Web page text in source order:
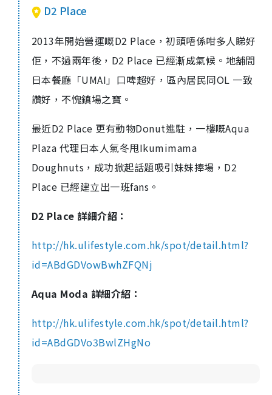
D2 Place
2013年開始營運嘅D2 Place，初頭唔係咁多人睇好
佢，不過兩年後，D2 Place 已經漸成氣候。地舖間
日本餐廳「UMAI」口啤超好，區內居民同OL 一致
讚好，不愧鎮場之寶。
最近D2 Place 更有動物Donut進駐，一樓嘅Aqua
Plaza 代理日本人氣冬甩Ikumimama
Doughnuts，成功掀起話題吸引妹妹捧場，D2
Place 已經建立出一班fans。
D2 Place 詳細介紹：
http://hk.ulifestyle.com.hk/spot/detail.html?
id=ABdGDVowBwhZFQNj
Aqua Moda 詳細介紹：
http://hk.ulifestyle.com.hk/spot/detail.html?
id=ABdGDVo3BwlZHgNo